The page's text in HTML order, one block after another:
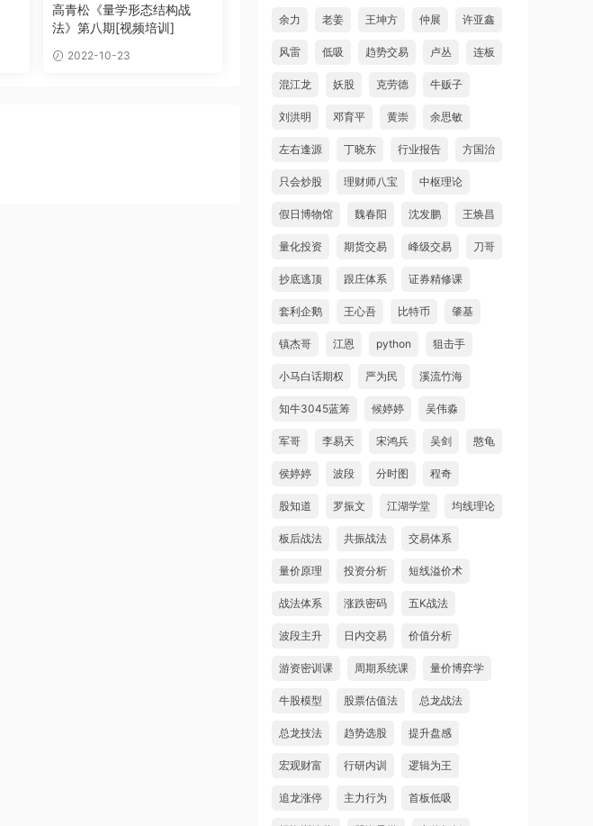
高青松《量学形态结构战
法》第八期[视频培训]
2022-10-23
余力 老姜 王坤方 仲展 许亚鑫
风雷 低吸 趋势交易 卢丛 连板
混江龙 妖股 克劳德 牛贩子
刘洪明 邓育平 黄崇 余思敏
左右逢源 丁晓东 行业报告 方国治
只会炒股 理财师八宝 中枢理论
假日博物馆 魏春阳 沈发鹏 王焕昌
量化投资 期货交易 峰级交易 刀哥
抄底逃顶 跟庄体系 证券精修课
套利企鹅 王心吾 比特币 肇基
镇杰哥 江恩 python 狙击手
小马白话期权 严为民 溪流竹海
知牛3045蓝筹 候婷婷 吴伟淼
军哥 李易天 宋鸿兵 吴剑 憨龟
侯婷婷 波段 分时图 程奇
股知道 罗振文 江湖学堂 均线理论
板后战法 共振战法 交易体系
量价原理 投资分析 短线溢价术
战法体系 涨跌密码 五K战法
波段主升 日内交易 价值分析
游资密训课 周期系统课 量价博弈学
牛股模型 股票估值法 总龙战法
总龙技法 趋势选股 提升盘感
宏观财富 行研内训 逻辑为王
追龙涨停 主力行为 首板低吸